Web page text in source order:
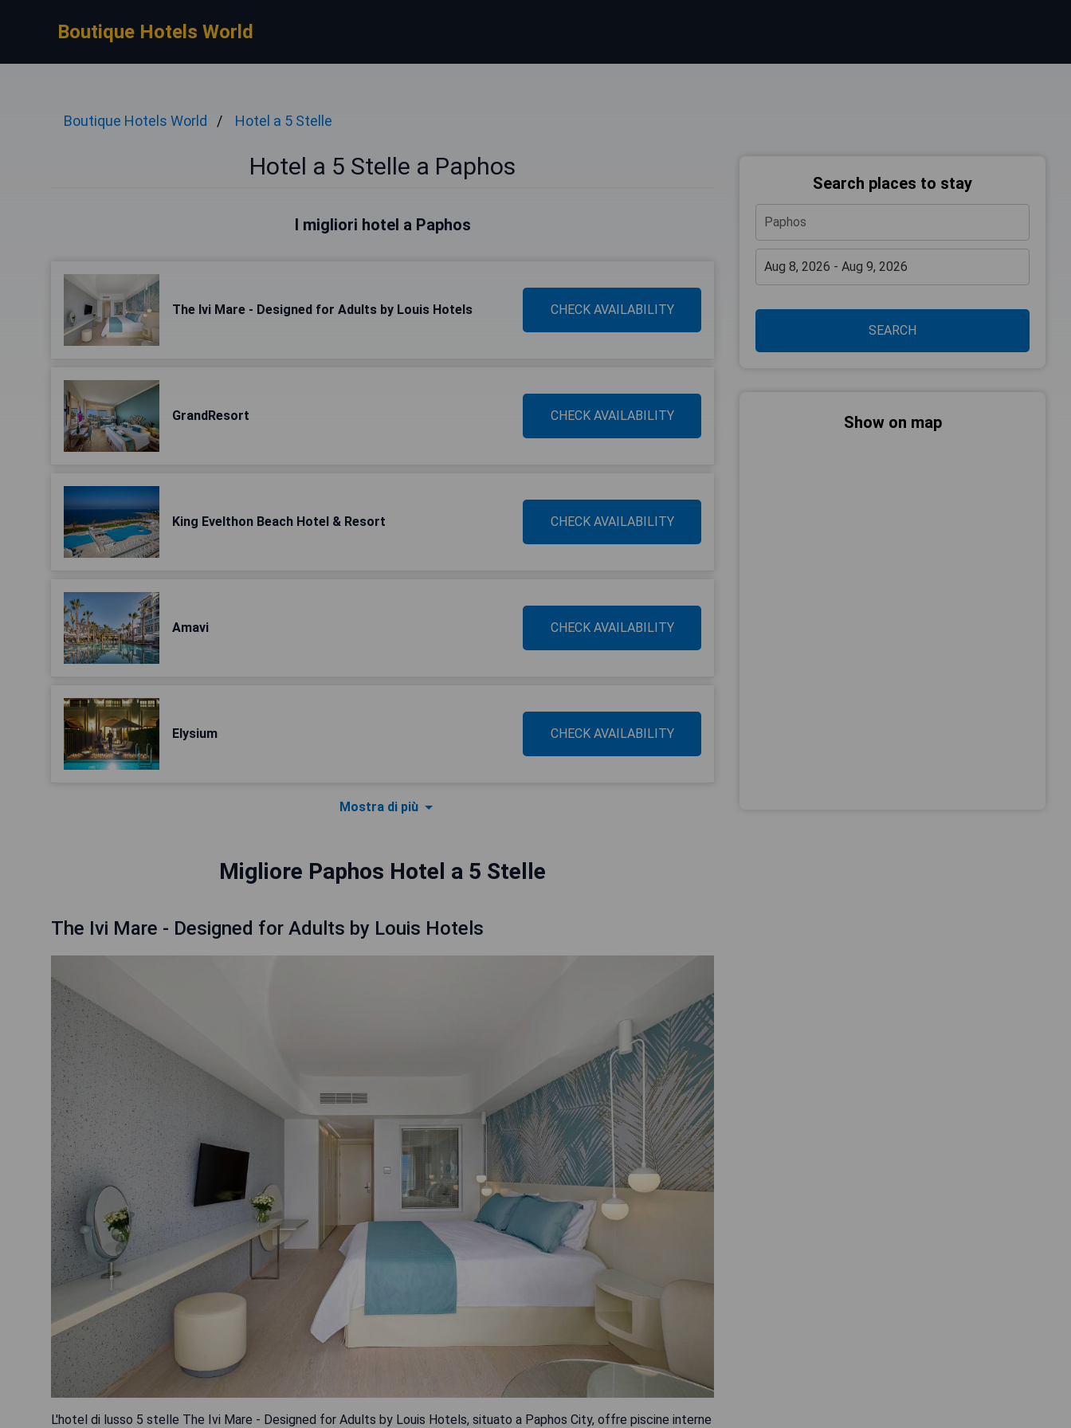
Boutique Hotels World
Boutique Hotels World Hotel a 5 Stelle
Hotel a 5 Stelle a Paphos
I migliori hotel a Paphos
The Ivi Mare - Designed for Adults by Louis Hotels CHECK AVAILABILITY
GrandResort CHECK AVAILABILITY
King Evelthon Beach Hotel & Resort CHECK AVAILABILITY
Amavi CHECK AVAILABILITY
Elysium CHECK AVAILABILITY
Mostra di più
Migliore Paphos Hotel a 5 Stelle
The Ivi Mare - Designed for Adults by Louis Hotels
L'hotel di lusso 5 stelle The Ivi Mare - Designed for Adults by Louis Hotels, situato a Paphos City, offre piscine interne
Search places to stay
SEARCH
Show on map